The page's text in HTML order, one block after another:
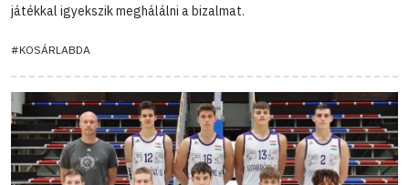
játékkal igyekszik meghálálni a bizalmat.
#KOSÁRLABDA